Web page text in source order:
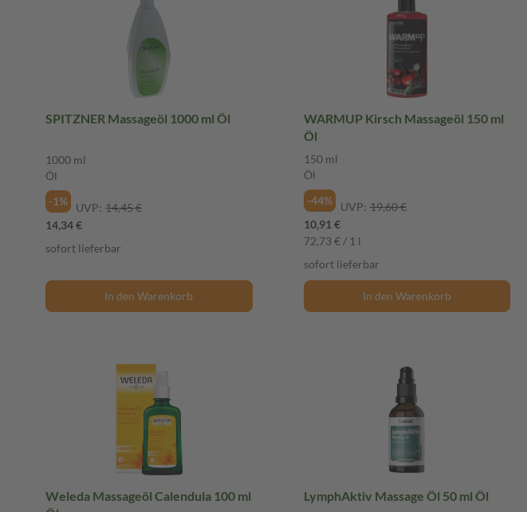
SPITZNER Massageöl 1000 ml Öl
1000 ml
Öl
-1%
UVP: 14,45 €
14,34 €
sofort lieferbar
In den Warenkorb
WARMUP Kirsch Massageöl 150 ml
Öl
150 ml
Öl
-44%
UVP: 19,60 €
10,91 €
72,73 € / 1 l
sofort lieferbar
In den Warenkorb
Weleda Massageöl Calendula 100 ml
LymphAktiv Massage Öl 50 ml Öl